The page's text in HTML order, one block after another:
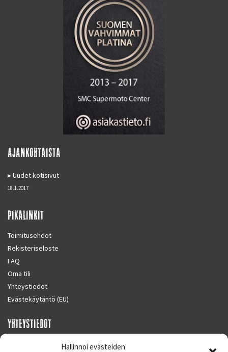
Hallinnoi evästeiden
AJANKOHTAISTA
Uudet kotisivut
18.1.2017
PIKALINKIT
Toimitusehdot
Rekisteriseloste
FAQ
Oma tili
Yhteystiedot
Evästekäytäntö (EU)
YHTEYSTIEDOT
SUPERMOTO CENTER